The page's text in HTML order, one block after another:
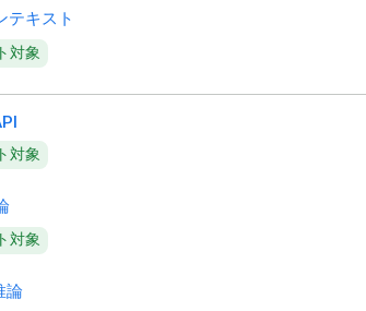
テキスト
対象
対象
対象
論